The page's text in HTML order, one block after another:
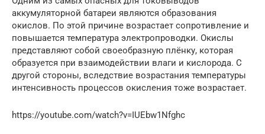
аккумуляторной батареи являются образования
окислов. По этой причине возрастает сопротивление и
повышается температура электропроводки. Окислы
представляют собой своеобразную плёнку, которая
образуется при взаимодействии влаги и кислорода. С
другой стороны, вследствие возрастания температуры
интенсивность процессов окисления тоже возрастает.
https://youtube.com/watch?v=IUEbw1Nfghc